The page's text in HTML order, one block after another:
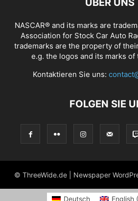
ÜBER UNS
NASCAR® and its marks are
Association for Stock Car Auto
trademarks are the property of
e.g. the logos and its marks of
Kontaktieren Sie uns:
FOLGEN SIE
© ThreeWide.de | Newspaper
Deutsch English(